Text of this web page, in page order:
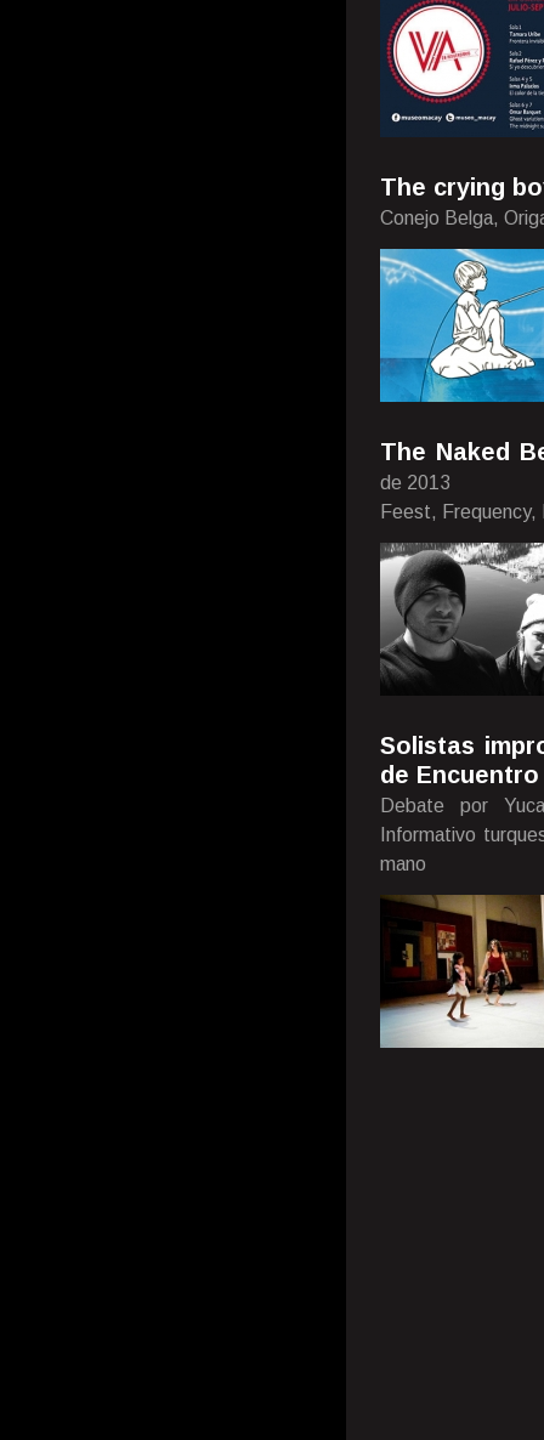
The crying
Conejo Belga,
The Naked
de 2013
Feest, Frequency,
Solistas
de Encuentro
Debate por
Informativo
mano